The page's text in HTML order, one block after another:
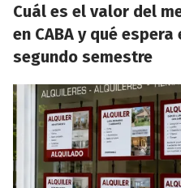
Cuál es el valor del
en CABA y qué
segundo semestre